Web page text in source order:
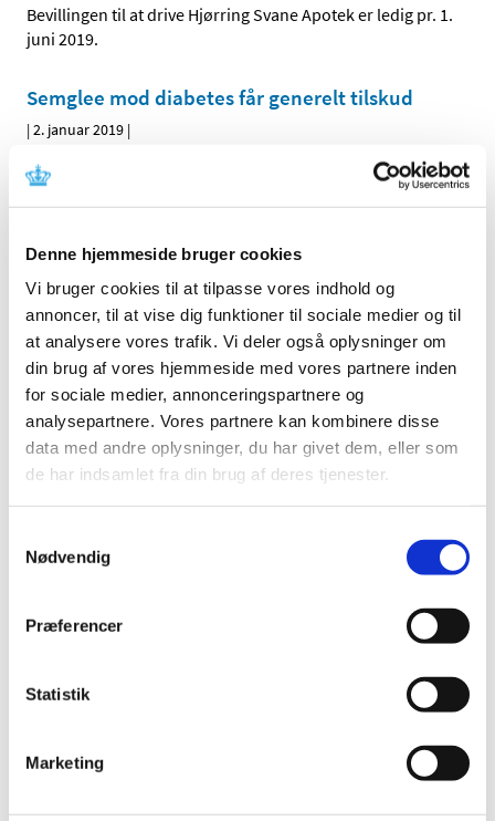
Denne hjemmeside bruger cookies
Vi bruger cookies til at tilpasse vores indhold og
annoncer, til at vise dig funktioner til sociale medier og til
at analysere vores trafik. Vi deler også oplysninger om
din brug af vores hjemmeside med vores partnere inden
for sociale medier, annonceringspartnere og
analysepartnere. Vores partnere kan kombinere disse
data med andre oplysninger, du har givet dem, eller som
de har indsamlet fra din brug af deres tjenester.
Nødvendig
Præferencer
Statistik
Marketing
Bevillingen til at drive Hjørring Svane Apotek er ledig pr. 1.
juni 2019.
Semglee mod diabetes får generelt tilskud
|2. januar 2019 |
Lægemiddelstyrelsen har besluttet, at Semglee med
virkning fra 31. december 2018 skal have generelt tilskud.
Alle (2506)
TID
2026 (84)
2025 (158)
2024 (224)
2023 (195)
2022 (197)
2021 (516)
2020 (263)
december (11)
oktober (20)
august (10)
maj (5)